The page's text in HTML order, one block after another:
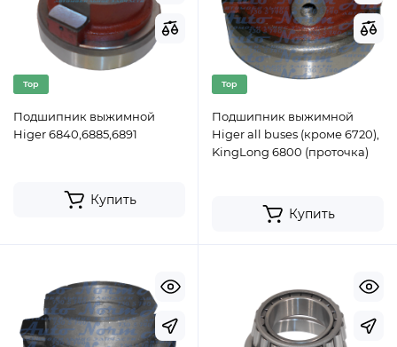
Top
Подшипник выжимной
Higer 6840,6885,6891
Купить
Top
Подшипник выжимной
Higer all buses (кроме 6720),
KingLong 6800 (проточка)
Купить